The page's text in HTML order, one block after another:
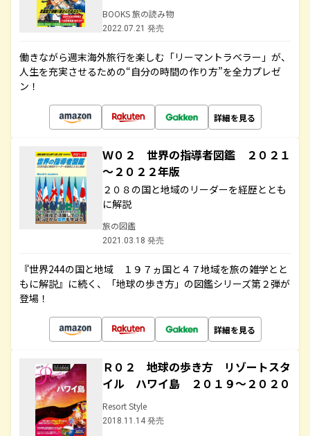
BOOKS 旅の読み物
2022.07.21 発売
働きながら週末海外旅行を楽しむ「リーマントラベラー」が、
人生を充実させるための“自分の時間の作り方”を全力プレゼ
ン！
詳細を見る
Ｗ０２ 世界の指導者図鑑 ２０２１
～２０２２年版
２０８の国と地域のリーダーを経歴ととも
に解説
旅の図鑑
2021.03.18 発売
『世界244の国と地域 １９７ヵ国と４７地域を旅の雑学とと
もに解説』に続く、「地球の歩き方」の図鑑シリーズ第２弾が
登場！
詳細を見る
Ｒ０２ 地球の歩き方 リゾートスタ
イル ハワイ島 ２０１９～２０２０
Resort Style
2018.11.14 発売